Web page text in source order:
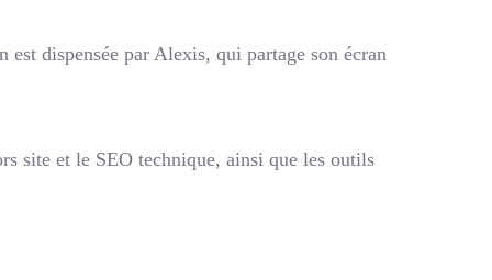
dispensée par Alexis, qui partage son écran
site et le SEO technique, ainsi que les outils